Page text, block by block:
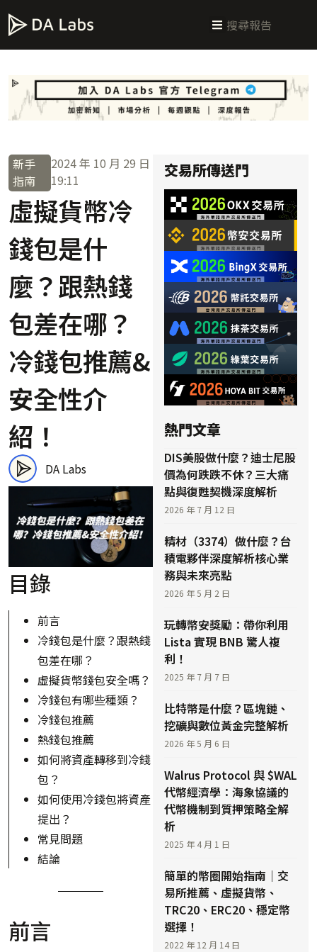
新手
指南
2024 年 10 月 29 日
19:11
虛擬貨幣冷
錢包是什
麼？跟熱錢
包差在哪？
冷錢包推薦&
安全性介
紹！
DA Labs
目錄
前言
冷錢包是什麼？跟熱錢
包差在哪？
虛擬貨幣錢包安全嗎？
冷錢包有哪些種類？
冷錢包推薦
熱錢包推薦
如何將資產轉移到冷錢
包？
如何使用冷錢包將資產
提出？
常見問題
結論
前言
交易所傳送門
熱門文章
DIS美股做什麼？迪士尼股
價為何跌跌不休？三大痛
點與復甦契機深度解析
2026 年 7 月 12 日
精材（3374）做什麼？台
積電夥伴深度解析核心業
務與未來亮點
2026 年 5 月 2 日
玩轉幣安獎勵：帶你利用
Lista 實現 BNB 驚人複
利！
2025 年 7 月 7 日
比特幣是什麼？區塊鏈、
挖礦與數位黃金完整解析
2026 年 5 月 6 日
Walrus Protocol 與 $WAL
代幣經濟學：海象協議的
代幣機制到質押策略全解
析
2025 年 4 月 1 日
簡單的幣圈開始指南｜交
易所推薦、虛擬貨幣、
TRC20、ERC20、穩定幣
選擇！
2022 年 12 月 14 日